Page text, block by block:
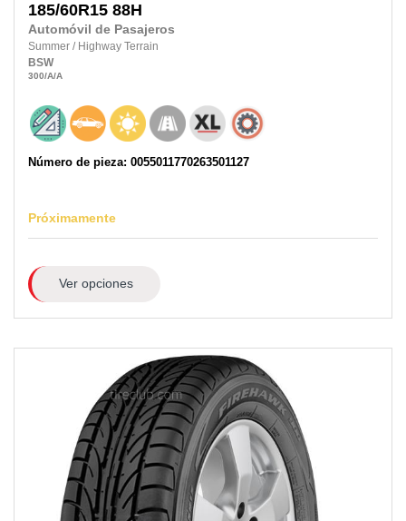
185/60R15 88H
Automóvil de Pasajeros
Summer / Highway Terrain
BSW
300/A/A
Número de pieza: 0055011770263501127
Próximamente
Ver opciones